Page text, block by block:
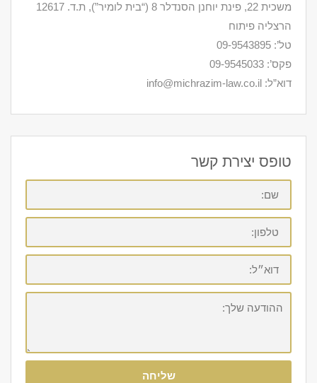
משכית 22, פינת יוחנן הסנדלר 8 (“בית לומיר”), ת.ד. 12617
הרצליה פיתוח
טל’: 09-9543895
פקס’: 09-9545033
דוא”ל: info@michrazim-law.co.il
טופס יצירת קשר
שם:
טלפון:
דוא״ל:
ההודעה
שלך:
שליחה